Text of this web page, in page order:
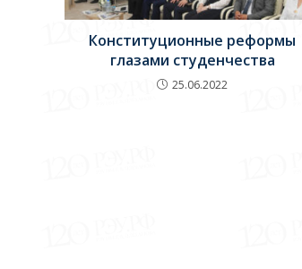
Конституционные реформы
глазами студенчества
25.06.2022